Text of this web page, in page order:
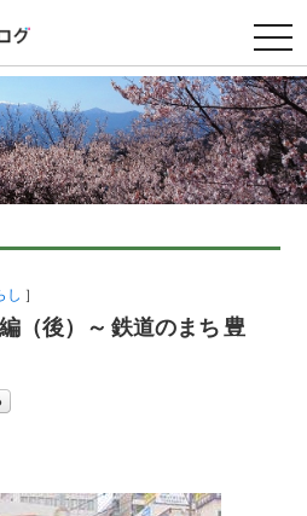
t
o
g
g
l
e
n
a
v
i
t
し ］
（後）～ 鉄道のまち 豊